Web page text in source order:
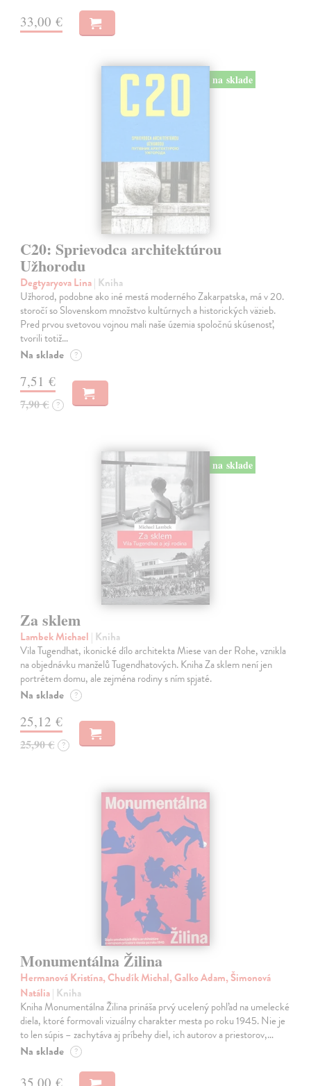
33,00 €
na sklade
C20: Sprievodca architektúrou
Užhorodu
Degtyaryova Lina| Kniha
Užhorod, podobne ako iné mestá moderného Zakarpatska, má v 20.
storočí so Slovenskom množstvo kultúrnych a historických väzieb.
Pred prvou svetovou vojnou mali naše územia spoločnú skúsenosť,
tvorili totiž…
Na sklade ?
7,51 €
7,90 € ?
na sklade
Za sklem
Lambek Michael | Kniha
Vila Tugendhat, ikonické dílo architekta Miese van der Rohe, vznikla
na objednávku manželů Tugendhatových. Kniha Za sklem není jen
portrétem domu, ale zejména rodiny s ním spjaté.
Na sklade ?
25,12 €
25,90 € ?
Monumentálna Žilina
Hermanová Kristína, Chudík Michal, Galko Adam, Šimonová
Natália| Kniha
Kniha Monumentálna Žilina prináša prvý ucelený pohľad na umelecké
diela, ktoré formovali vizuálny charakter mesta po roku 1945. Nie je
to len súpis – zachytáva aj príbehy diel, ich autorov a priestorov,…
Na sklade ?
35,00 €